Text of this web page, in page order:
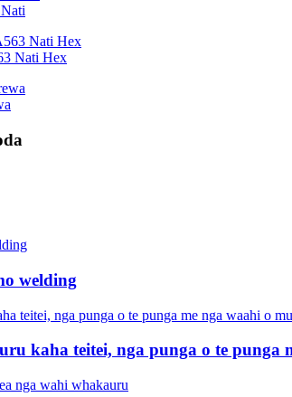
Nati Hex
welding
kaha teitei, nga punga o te punga